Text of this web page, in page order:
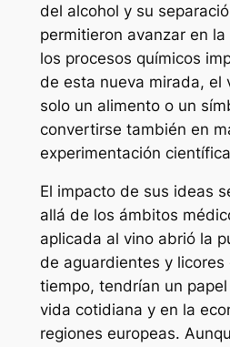
del alcohol y su
permitieron avanzar en
los procesos químicos
de esta nueva mirada, el
solo un alimento o un
convertirse también en
experimentación
El impacto de sus ideas
allá de los ámbitos
aplicada al vino abrió la
de aguardientes y licores
tiempo, tendrían un
vida cotidiana y en la
regiones europeas.